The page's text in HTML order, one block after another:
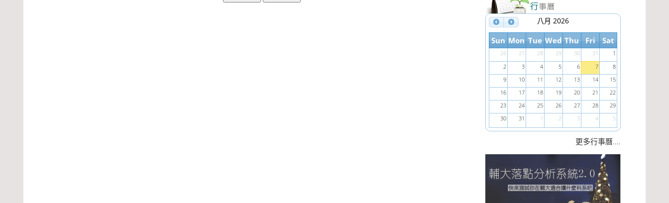
s
八月 2026
Sun Mon Tue Wed Thu Fri Sat
26 27 28 29 30 31
1
2
3 4 5 6 7
8
9
10 11 12 13 14
15
16
17 18 19 20 21
22
23
24 25 26 27 28
29
30
31 1 2 3 4 5
更多行事曆....